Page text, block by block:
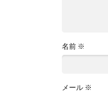
名前 ※
メール ※